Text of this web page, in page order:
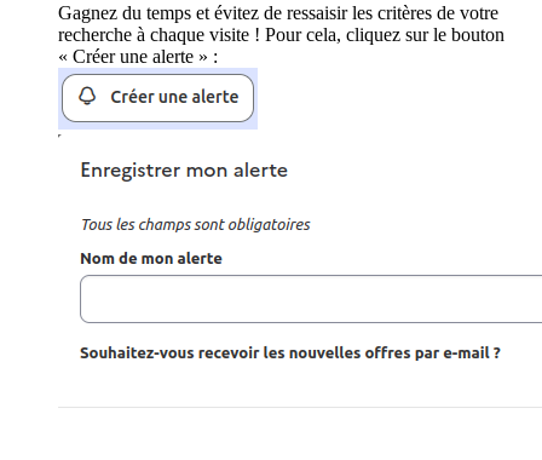
Gagnez du temps et évitez de ressaisir les critères de votre
recherche à chaque visite ! Pour cela, cliquez sur le bouton
« Créer une alerte » :